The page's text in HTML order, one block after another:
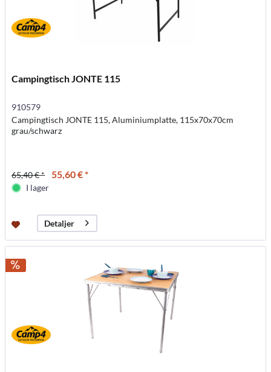
Campingtisch JONTE 115
910579
Campingtisch JONTE 115, Aluminiumplatte, 115x70x70cm
grau/schwarz
65,40 € * 55,60 € *
I lager
Detaljer